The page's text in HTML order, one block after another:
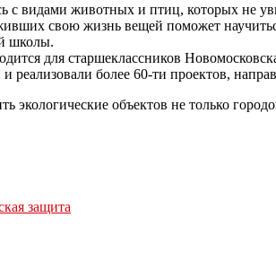
с видами животных и птиц, которых
свою жизнь вещей поможет
школы.
для старшеклассников
более 60-ти проектов,
экологические объектов не только
защита